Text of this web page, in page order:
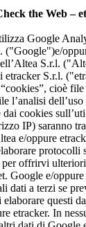
the Web –
Google
("Google")e/
S.r.l.
etracker S.r.l.
cioè
l’analisi
cookies
IP) saranno
e/oppure
protocolli
offrirvi
Google e/
dati a terzi se
questi
etracker. In